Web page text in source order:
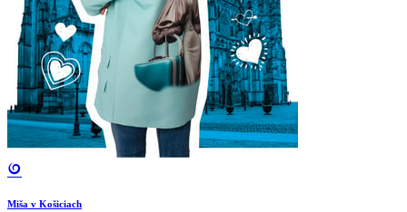
Miša v Košiciach